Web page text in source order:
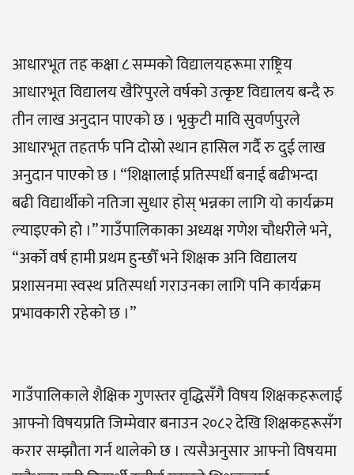
आधारभूत तह कक्षा ८ सम्मको विद्यालयहरूमा राष्ट्रिय
आधारभूत विद्यालय खैरिपुरले वर्षको उत्कृष्ट विद्यालय बन्दै रु
तीन लाख अनुदान पाएको छ । भृकुटी मावि सुवर्णपुरले
आधारभूत तहतर्फ पनि दोस्रो स्थान हासिल गर्दै रु दुई लाख
अनुदान पाएको छ । “शिक्षालाई प्रतिस्पर्धी बनाई बढीभन्दा
बढी विद्यार्थीको नतिजा सुधार होस् भन्नका लागि यो कार्यक्रम
ल्याइएको हो ।” गाउँपालिकाका अध्यक्ष गणेश चौधरीले भने,
“अर्को वर्ष हामी प्रथम हुन्छौँ भने शिक्षक अनि विद्यालय
प्रशासनमा स्वस्थ प्रतिस्पर्धा गराउनका लागि पनि कार्यक्रम
प्रभावकारी रहेको छ ।”
गाउँपालिकाले शैक्षिक गुणस्तर वृद्धिसँगै विषय शिक्षकहरूलाई
आफ्नो विषयप्रति जिम्मेवार बनाउन २०८२ देखि शिक्षकहरूसँग
करार सम्झौता गर्न थालेको छ । त्यसैअनुसार आफ्नो विषयमा